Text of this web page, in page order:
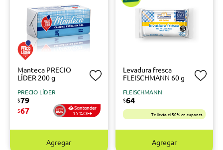
Manteca PRECIO
LÍDER 200 g
PRECIO LÍDER
$79
$67 15%OFF
Agregar
Levadura fresca
FLEISCHMANN 60 g
FLEISCHMANN
$64
Te llevás el 50% en cupones
Agregar